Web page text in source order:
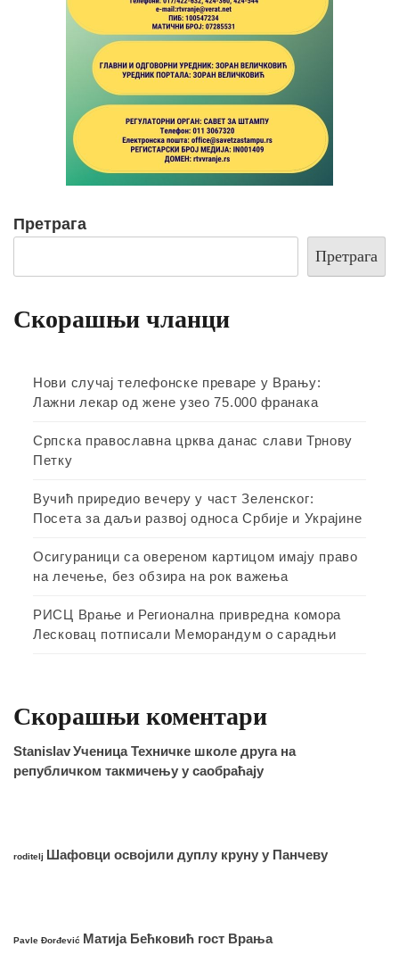
Претрага
Претрага
Скорашњи чланци
Нови случај телефонске преваре у Врању:
Лажни лекар од жене узео 75.000 франака
Српска православна црква данас слави Трнову
Петку
Вучић приредио вечеру у част Зеленског:
Посета за даљи развој односа Србије и Украјине
Осигураници са овереном картицом имају право
на лечење, без обзира на рок важења
РИСЦ Врање и Регионална привредна комора
Лесковац потписали Меморандум о сарадњи
Скорашњи коментари
StanislavУченица Техничке школе друга на
републичком такмичењу у саобраћају
roditelj Шафовци освојили дуплу круну у Панчеву
Pavle Đorđević Матија Бећковић гост Врања